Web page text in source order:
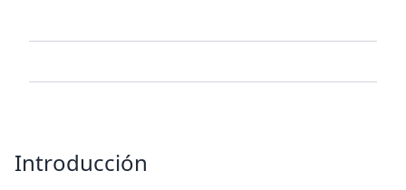
Introducción